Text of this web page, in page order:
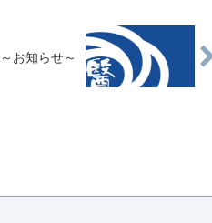
～お知らせ～